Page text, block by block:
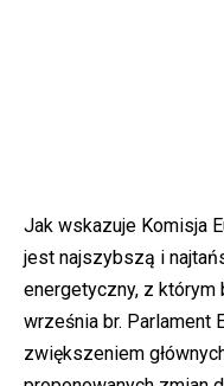
Jak wskazuje Komisja
jest najszybszą i
energetyczny, z którym
września br. Parlament
zwiększeniem